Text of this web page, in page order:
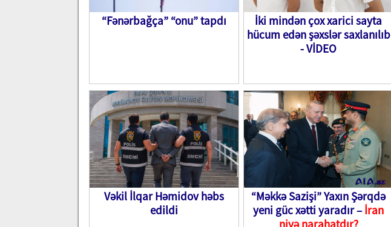
“Fənərbağça” “onu” tapdı
İki mindən çox xarici sayta
hücum edən şəxslər saxlanılıb
- VİDEO
Vəkil İlqar Həmidov həbs
edildi
“Məkkə Sazişi” Yaxın Şərqdə
yeni güc xətti yaradır –İran
niyə narahatdır?